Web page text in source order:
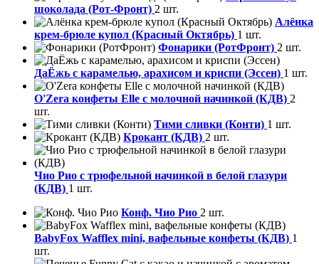
шоколада (Рот-Фронт) 2 шт.
Алёнка
крем-брюле купол (Красный Октябрь) 1 шт.
Фонарики (РотФронт) 2 шт.
ДаЁжь с карамелью, арахисом и криспи (Эссен) 1 шт.
O'Zera конфеты Elle с молочной начинкой (КДВ) 2
шт.
Тими сливки (Конти) 1 шт.
Крокант (КДВ) 2 шт.
Чио Рио с трюфельной начинкой в белой глазури
(КДВ) 1 шт.
Конф. Чио Рио 2 шт.
BabyFox Wafflex mini, вафельные конфеты (КДВ) 1
шт.